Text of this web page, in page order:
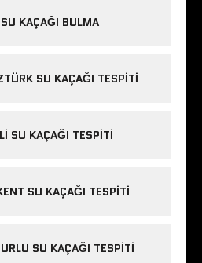
KAÇAĞI BULMA
SU KAÇAĞI TESPITI
SU KAÇAĞI TESPITI
SU KAÇAĞI TESPITI
SU KAÇAĞI TESPITI